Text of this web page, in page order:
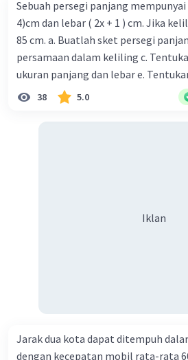
Sebuah persegi panjang
4)cm dan lebar ( 2x + 1 ) cm. Jika
85 cm. a. Buatlah sket persegi
persamaan dalam keliling c.
ukuran panjang dan lebar e.
38 5.0
Iklan
Jarak dua kota dapat ditempuh
dengan kecepatan mobil rata-rata